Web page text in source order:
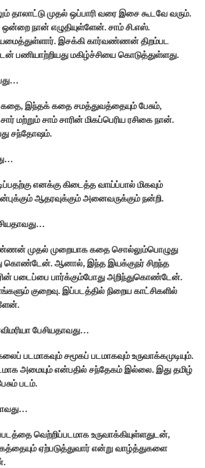
தாலாட்டு முதல் ஒப்பாரி வரை இசை கூடவே வரும்.
ஒன்றை நான் எழுதியுள்ளேன். சாம் சி.எஸ்.
இசக்கி கார்வண்ண‌ன் திறம்பட
பணியாற்றியது மகிழ்ச்சியை கொடுத்துள்ளது.
இந்தக் கதை சமத்துவத்தையும் பேசும்,
மற்றும் சாம் சாரின் மிகப்பெரிய ரசிகை நான்.
சந்தோஷம்.
எனக்கு கிடைத்த வாய்ப்பால் மிகவும்
ஆதரவுக்கும் அனைவருக்கும் நன்றி.
முதல் முறையாக‌ கதை சொல்லும்பொழுது
கொண்டேன். ஆனால், இந்த இயக்குந‌ர் சிறந்த
படைப்பை பார்க்கும்போது அறிந்துகொண்டேன்.
குறைவு. இப்படத்தில் நிறைய காட்சிகளில்
பேசியதாவது…
படமாகவும் சமூகப் படமாகவும் உருவாக்கமுடியும்.
அமையும் என்பதில் சந்தேகம் இல்லை. இது தமிழ்
படம்.
வெற்றிப்படமாக உருவாக்கியுள்ளதுடன்,
ஏற்படுத்துவார் என்று வாழ்த்துகளை